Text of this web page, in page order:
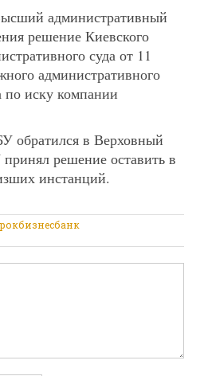
административный
решение Киевского
суда от 11
административного
по иску компании
обратился в Верховный
решение оставить в
инстанций.